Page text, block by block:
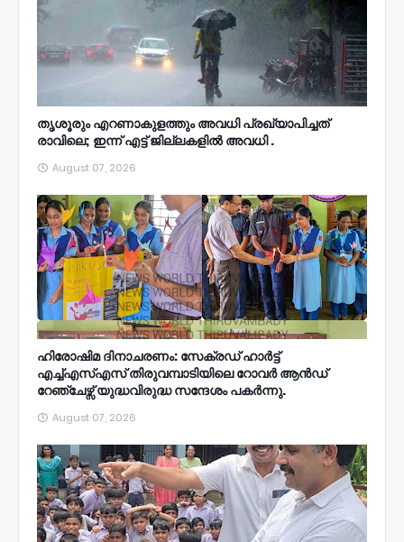
തൃശൂരും എറണാകുളത്തും അവധി പ്രഖ്യാപിച്ചത്
രാവിലെ; ഇന്ന് എട്ട് ജില്ലകളിൽ അവധി .
August 07, 2026
ഹിരോഷിമ ദിനാചരണം: സേക്രഡ് ഹാർട്ട്
എച്ച്എസ്എസ് തിരുവമ്പാടിയിലെ റോവർ ആൻഡ്
റേഞ്ചേഴ്സ് യുദ്ധവിരുദ്ധ സന്ദേശം പകർന്നു.
August 07, 2026